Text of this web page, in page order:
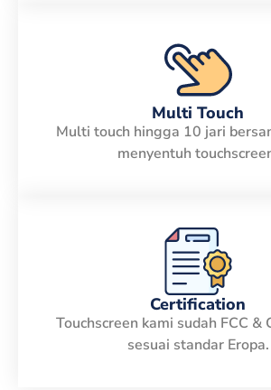
Multi Touch
Multi touch hingga 10 jari
menyentuh
Certification
Touchscreen kami sudah FCC &
sesuai standar Eropa.